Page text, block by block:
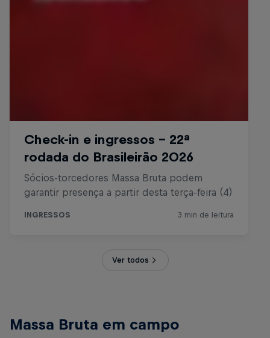
Ver todos
Massa Bruta em campo